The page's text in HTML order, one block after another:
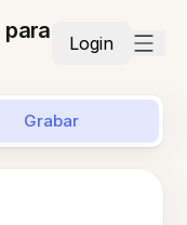
para
Login
Grabar